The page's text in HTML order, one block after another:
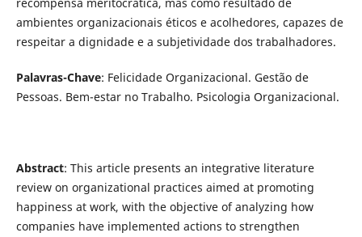
recompensa meritocrática, mas como resultado de
ambientes organizacionais éticos e acolhedores, capazes de
respeitar a dignidade e a subjetividade dos trabalhadores.
Palavras-Chave: Felicidade Organizacional. Gestão de
Pessoas. Bem-estar no Trabalho. Psicologia Organizacional.
Abstract: This article presents an integrative literature
review on organizational practices aimed at promoting
happiness at work, with the objective of analyzing how
companies have implemented actions to strengthen